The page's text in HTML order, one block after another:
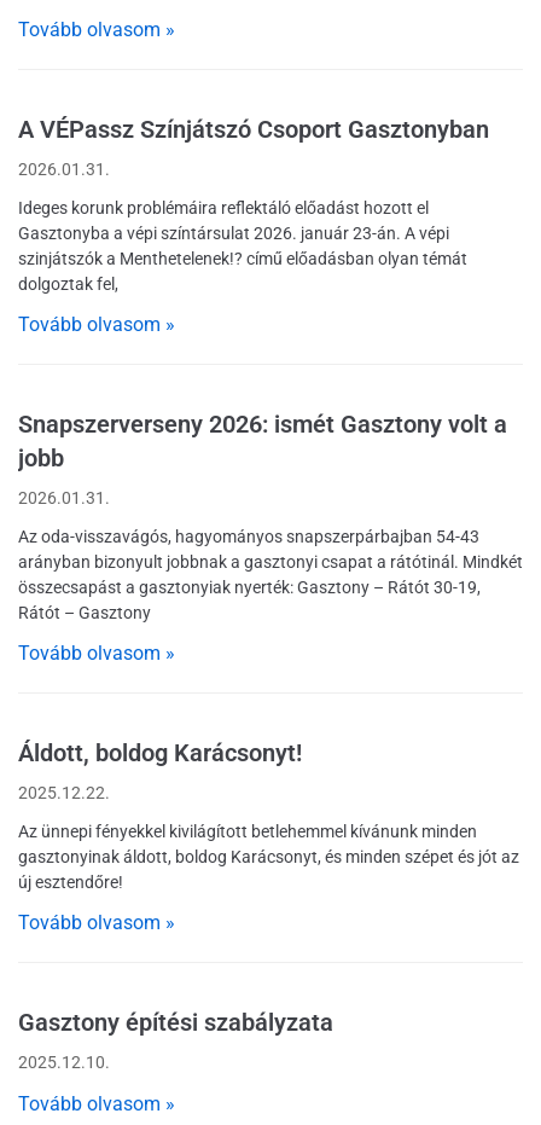
Tovább olvasom »
A VÉPassz Színjátszó Csoport Gasztonyban
2026.01.31.
Ideges korunk problémáira reflektáló előadást hozott el
Gasztonyba a vépi színtársulat 2026. január 23-án. A vépi
szinjátszók a Menthetelenek!? című előadásban olyan témát
dolgoztak fel,
Tovább olvasom »
Snapszerverseny 2026: ismét Gasztony volt a
jobb
2026.01.31.
Az oda-visszavágós, hagyományos snapszerpárbajban 54-43
arányban bizonyult jobbnak a gasztonyi csapat a rátótinál. Mindkét
összecsapást a gasztonyiak nyerték: Gasztony – Rátót 30-19,
Rátót – Gasztony
Tovább olvasom »
Áldott, boldog Karácsonyt!
2025.12.22.
Az ünnepi fényekkel kivilágított betlehemmel kívánunk minden
gasztonyinak áldott, boldog Karácsonyt, és minden szépet és jót az
új esztendőre!
Tovább olvasom »
Gasztony építési szabályzata
2025.12.10.
Tovább olvasom »